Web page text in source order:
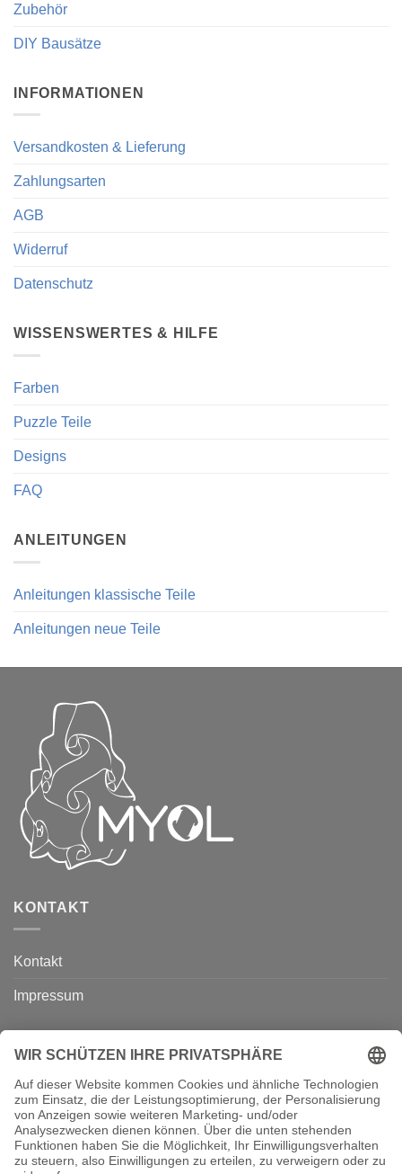
Zubehör
DIY Bausätze
INFORMATIONEN
Versandkosten & Lieferung
Zahlungsarten
AGB
Widerruf
Datenschutz
WISSENSWERTES & HILFE
Farben
Puzzle Teile
Designs
FAQ
ANLEITUNGEN
Anleitungen klassische Teile
Anleitungen neue Teile
KONTAKT
Kontakt
Impressum
ÜBER UNS
Über uns
Kurse
B2B